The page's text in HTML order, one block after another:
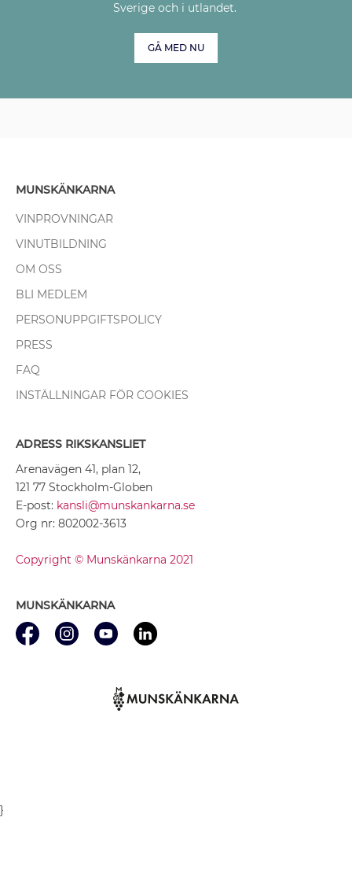
Sverige och i utlandet.
GÅ MED NU
MUNSKÄNKARNA
VINPROVNINGAR
VINUTBILDNING
OM OSS
BLI MEDLEM
PERSONUPPGIFTSPOLICY
PRESS
FAQ
INSTÄLLNINGAR FÖR COOKIES
ADRESS RIKSKANSLIET
Arenavägen 41, plan 12,
121 77 Stockholm-Globen
E-post: kansli@munskankarna.se
Org nr: 802002-3613
Copyright © Munskänkarna 2021
MUNSKÄNKARNA
}